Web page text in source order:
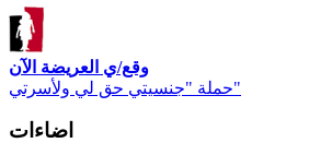
وقع/ي العريضة الآن
حملة "جنسيتي حق لي ولأسرتي"
اضاءات